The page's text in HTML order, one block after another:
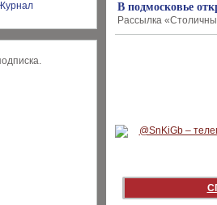
В подмосковье
Рассылка